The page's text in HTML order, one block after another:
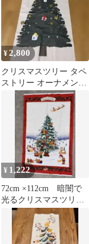
¥2,800
クリスマスツリー タペ
ストリー オーナメント
(フェルト製)付き 壁掛
¥ 1,222
72cm ×112cm 暗闇で
光るクリスマスツリ
ー タペストリー/クロ